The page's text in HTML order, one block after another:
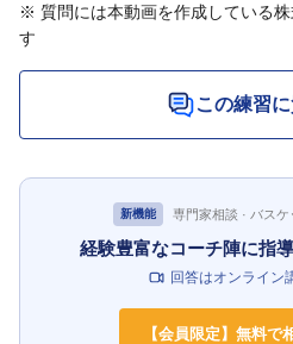
※ 質問には本動画を作成している
す
この練習
新機能 専門家相談 · バス
経験豊富なコーチ陣に指
回答はオンライン
【会員限定】無料で